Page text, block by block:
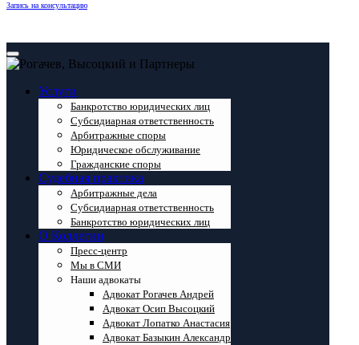
Запись на консультацию
Услуги
Банкротство юридических лиц
Субсидиарная ответственность
Арбитражные споры
Юридическое обслуживание
Гражданские споры
Судебная практика
Арбитражные дела
Субсидиарная ответственность
Банкротство юридических лиц
О Коллегии
Пресс-центр
Мы в СМИ
Наши адвокаты
Адвокат Рогачев Андрей
Адвокат Осип Высоцкий
Адвокат Лопатко Анастасия
Адвокат Базыкин Александр